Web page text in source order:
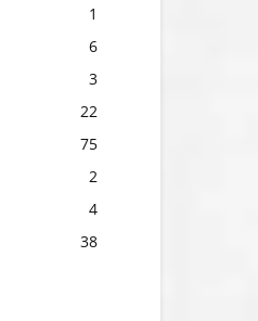
1
6
3
22
75
2
4
38